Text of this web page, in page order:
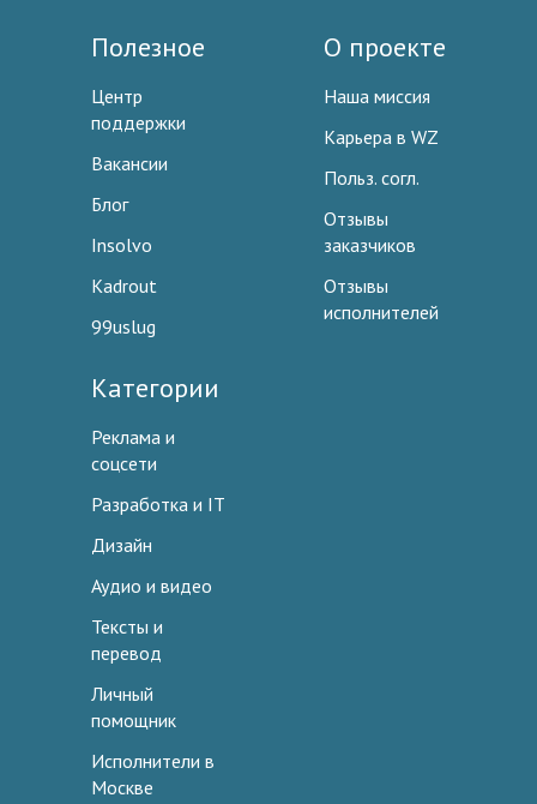
Полезное
Центр
поддержки
Вакансии
Блог
Insolvo
Kadrout
99uslug
О проекте
Наша миссия
Карьера в WZ
Польз. согл.
Отзывы
заказчиков
Отзывы
исполнителей
Категории
Реклама и
соцсети
Разработка и IT
Дизайн
Аудио и видео
Тексты и
перевод
Личный
помощник
Исполнители в
Москве